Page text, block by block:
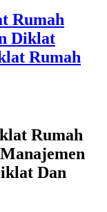
Rumah
Diklat
Rumah
Rumah
Dan